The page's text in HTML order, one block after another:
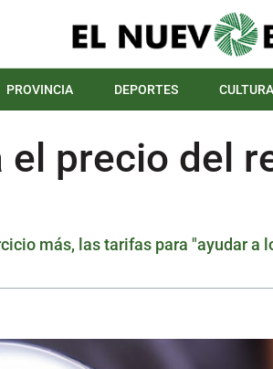
PROVINCIA DEPORTES CULTURA
precio del
más, las tarifas para "ayudar a